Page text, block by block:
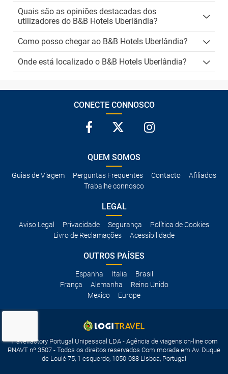
Quais são as opiniões destacadas dos
utilizadores do B&B Hotels Uberlândia?
Como posso chegar ao B&B Hotels Uberlândia?
Onde está localizado o B&B Hotels Uberlândia?
CONECTE CONNOSCO
QUEM SOMOS
Guias de Viagem Perguntas Frequentes Contacto
Afiliados
Trabalhe connosco
LEGAL
Aviso Legal Privacidade Segurança
Política de Cookies
Livro de Reclamações
Acessibilidade
OUTROS PAÍSES
Espanha Italia
Brasil
França
Alemanha
Reino Unido
Mexico
Europe
Travelfactory Portugal Unipessoal LDA - Agência de viagens on-line com
RNAVT nº 3507 - Todos os direitos reservados Com morada em Av. Duque
de Loulé 75, 1 esquerdo, 1050-088 Lisboa, Portugal